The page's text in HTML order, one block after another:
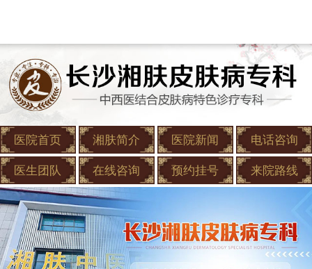
医院首页 湘肤简介 医院新闻 电话咨询
医生团队 在线咨询 预约挂号 来院路线